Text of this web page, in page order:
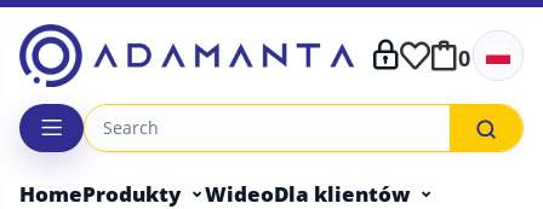
Skip
content
0
HomeProdukty WideoDla klientów